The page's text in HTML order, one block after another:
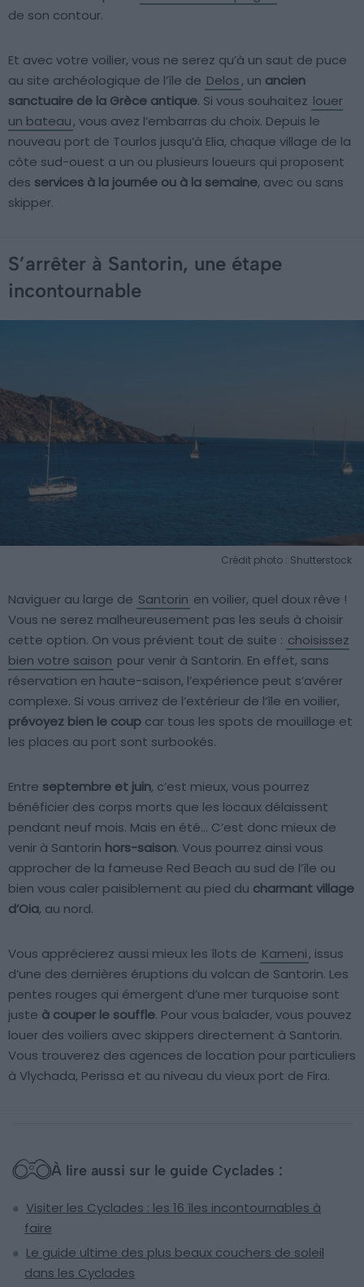
de son contour.
Et avec votre voilier, vous ne serez qu’à un saut de puce
au site archéologique de l’île de Delos, un ancien
sanctuaire de la Grèce antique. Si vous souhaitez louer
un bateau, vous avez l’embarras du choix. Depuis le
nouveau port de Tourlos jusqu’à Elia, chaque village de la
côte sud-ouest a un ou plusieurs loueurs qui proposent
des services à la journée ou à la semaine, avec ou sans
skipper.
S’arrêter à Santorin, une étape
incontournable
Crédit photo : Shutterstock
Naviguer au large de Santorin en voilier, quel doux rêve !
Vous ne serez malheureusement pas les seuls à choisir
cette option. On vous prévient tout de suite : choisissez
bien votre saison pour venir à Santorin. En effet, sans
réservation en haute-saison, l’expérience peut s’avérer
complexe. Si vous arrivez de l’extérieur de l’île en voilier,
prévoyez bien le coup car tous les spots de mouillage et
les places au port sont surbookés.
Entre septembre et juin, c’est mieux, vous pourrez
bénéficier des corps morts que les locaux délaissent
pendant neuf mois. Mais en été… C’est donc mieux de
venir à Santorin hors-saison. Vous pourrez ainsi vous
approcher de la fameuse Red Beach au sud de l’île ou
bien vous caler paisiblement au pied du charmant village
d’Oia, au nord.
Vous apprécierez aussi mieux les îlots de Kameni, issus
d’une des dernières éruptions du volcan de Santorin. Les
pentes rouges qui émergent d’une mer turquoise sont
juste à couper le souffle. Pour vous balader, vous pouvez
louer des voiliers avec skippers directement à Santorin.
Vous trouverez des agences de location pour particuliers
à Vlychada, Perissa et au niveau du vieux port de Fira.
À lire aussi sur le guide Cyclades :
Visiter les Cyclades : les 16 îles incontournables à
faire
Le guide ultime des plus beaux couchers de soleil
dans les Cyclades